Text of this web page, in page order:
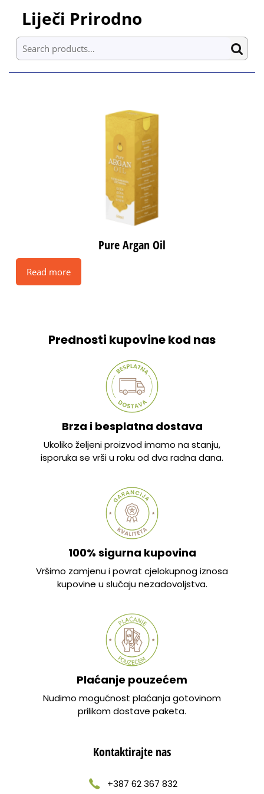
content
Skip
content
Liječi Prirodno
Search for:
Pure Argan Oil
Read more
Prednosti kupovine kod nas
Brza i besplatna dostava
Ukoliko željeni proizvod imamo na stanju,
isporuka se vrši u roku od dva radna dana.
100% sigurna kupovina
Vršimo zamjenu i povrat cjelokupnog iznosa
kupovine u slučaju nezadovoljstva.
Plaćanje pouzećem
Nudimo mogućnost plaćanja gotovinom
prilikom dostave paketa.
Kontaktirajte nas
+387 62 367 832